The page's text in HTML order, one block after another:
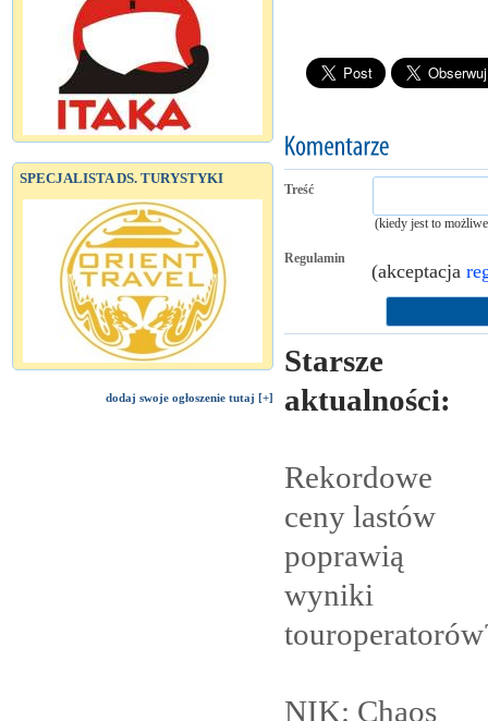
SPECJALISTA DS. TURYSTYKI
dodaj swoje ogłoszenie tutaj [+]
Treść
(kiedy jest to
Regulamin
(akceptacja
Starsze
aktualności:
Rekordowe
ceny lastów
poprawią
wyniki
NIK: Chaos